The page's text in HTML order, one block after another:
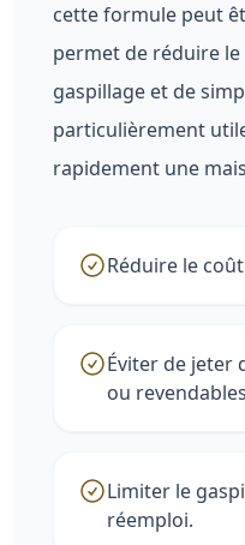
cette formule peut
permet de réduire
gaspillage et de
particulièrement
rapidement une
Réduire le
Éviter de jeter
ou
Limiter le
réemploi.